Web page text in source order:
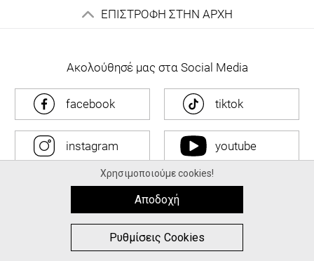
ΕΠΙΣΤΡΟΦΗ ΣΤΗΝ ΑΡΧΗ
Ακολούθησέ μας στα Social Media
facebook tiktok
instagram youtube
Πληροφορίες
Χρησιμοποιούμε cookies!
Αποδοχή
Ρυθμίσεις Cookies